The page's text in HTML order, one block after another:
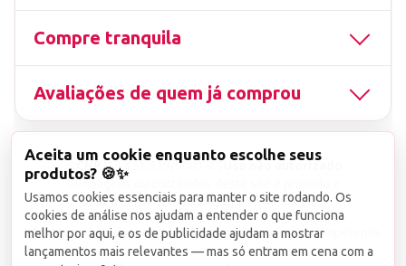
Compre tranquila
Avaliações de quem já comprou
▤ CNPJ13.851.519/0001-25
de imagens ou conteúdos deste site é proibido e
viola a Lei de Direitos Autorais nº 9.610/98.
Infrações serão denunciadas diretamente ao órgão competente.
Aceita um cookie enquanto escolhe seus
produtos? 🍪✨
Usamos cookies essenciais para manter o site rodando. Os
cookies de análise nos ajudam a entender o que funciona
melhor por aqui, e os de publicidade ajudam a mostrar
lançamentos mais relevantes — mas só entram em cena com a